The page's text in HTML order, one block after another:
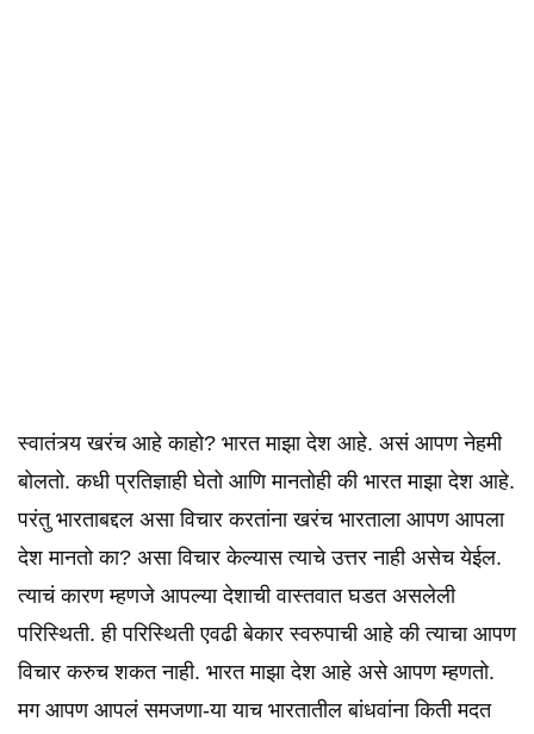
स्वातंत्र्य खरंच आहे काहो? भारत माझा देश आहे. असं आपण नेहमी
बोलतो. कधी प्रतिज्ञाही घेतो आणि मानतोही की भारत माझा देश आहे.
परंतु भारताबद्दल असा विचार करतांना खरंच भारताला आपण आपला
देश मानतो का? असा विचार केल्यास त्याचे उत्तर नाही असेच येईल.
त्याचं कारण म्हणजे आपल्या देशाची वास्तवात घडत असलेली
परिस्थिती. ही परिस्थिती एवढी बेकार स्वरुपाची आहे की त्याचा आपण
विचार करुच शकत नाही. भारत माझा देश आहे असे आपण म्हणतो.
मग आपण आपलं समजणा-या याच भारतातील बांधवांना किती मदत